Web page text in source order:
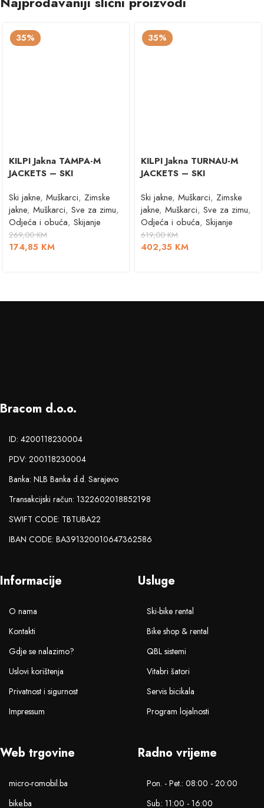
35%
KILPI Jakna TAMPA-M
JACKETS – SKI
Ski jakne, Muškarci, Zimske
jakne, Muškarci, Sve za zimu,
Odjeća i obuća, Skijanje
269,00KM
174,85 KM
35%
KILPI Jakna TURNAU-M
JACKETS – SKI
Ski jakne, Muškarci, Zimske
jakne, Muškarci, Sve za zimu,
Odjeća i obuća, Skijanje
619,00KM
402,35 KM
Bracom d.o.o.
ID: 4200118230004
PDV: 200118230004
Banka: NLB Banka d.d. Sarajevo
Transakcijski račun: 1322602018852198
SWIFT CODE: TBTUBA22
IBAN CODE: BA391320010647362586
Informacije
O nama
Kontakti
Gdje se nalazimo?
Uslovi korištenja
Privatnost i sigurnost
Impressum
Usluge
Ski-bike rental
Bike shop & rental
QBL sistemi
Vitabri šatori
Servis bicikala
Program lojalnosti
Web trgovine
micro-romobil.ba
bike.ba
Radno vrijeme
Pon. - Pet.: 08:00 - 20:00
Sub.: 11:00 - 16:00